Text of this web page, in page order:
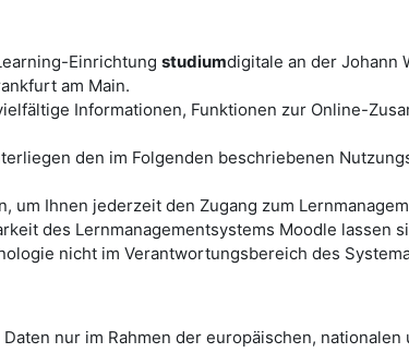
Einrichtung studiumdigitale an der Johann
am Main.
Informationen, Funktionen zur Online-
den im Folgenden beschriebenen
Ihnen jederzeit den Zugang zum
des Lernmanagementsystems Moodle lassen
nicht im Verantwortungsbereich des
nur im Rahmen der europäischen,